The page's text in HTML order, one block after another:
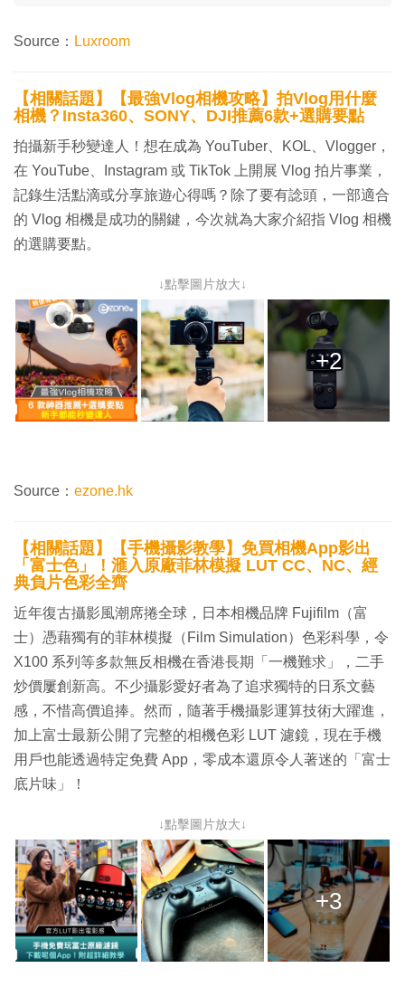
Source： Luxroom
【相關話題】【最強Vlog相機攻略】拍Vlog用什麼
相機？Insta360、SONY、DJI推薦6款+選購要點
拍攝新手秒變達人！想在成為 YouTuber、KOL、Vlogger，
在 YouTube、Instagram 或 TikTok 上開展 Vlog 拍片事業，
記錄生活點滴或分享旅遊心得嗎？除了要有諗頭，一部適合
的 Vlog 相機是成功的關鍵，今次就為大家介紹指 Vlog 相機
的選購要點。
↓點擊圖片放大↓
+2
Source： ezone.hk
【相關話題】【手機攝影教學】免買相機App影出
「富士色」！滙入原廠菲林模擬 LUT CC、NC、經
典負片色彩全齊
近年復古攝影風潮席捲全球，日本相機品牌 Fujifilm（富
士）憑藉獨有的菲林模擬（Film Simulation）色彩科學，令
X100 系列等多款無反相機在香港長期「一機難求」，二手
炒價屢創新高。不少攝影愛好者為了追求獨特的日系文藝
感，不惜高價追捧。然而，隨著手機攝影運算技術大躍進，
加上富士最新公開了完整的相機色彩 LUT 濾鏡，現在手機
用戶也能透過特定免費 App，零成本還原令人著迷的「富士
底片味」！
↓點擊圖片放大↓
+3